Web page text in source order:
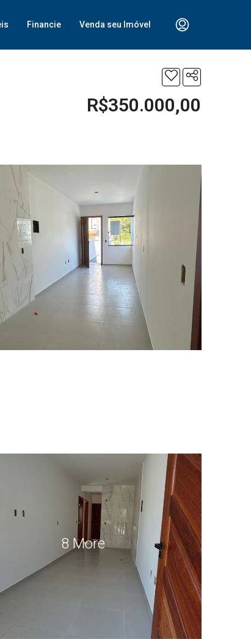
Financie Venda seu Imóvel
R$350.000,00
8 More